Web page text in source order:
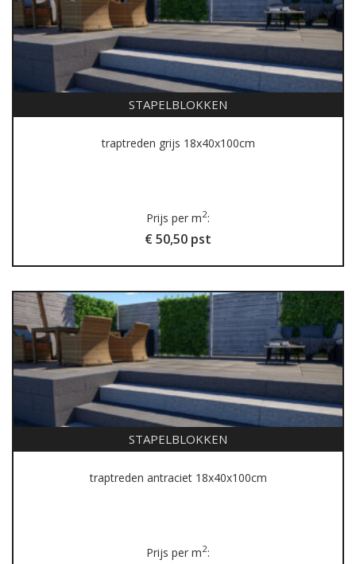
STAPELBLOKKEN
traptreden grijs 18x40x100cm
Prijs per m2:
€ 50,50 pst
STAPELBLOKKEN
traptreden antraciet 18x40x100cm
Prijs per m2: